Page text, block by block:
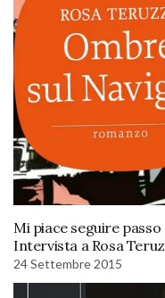
Mi piace seguire
Intervista a Rosa
24 Settembre 2015